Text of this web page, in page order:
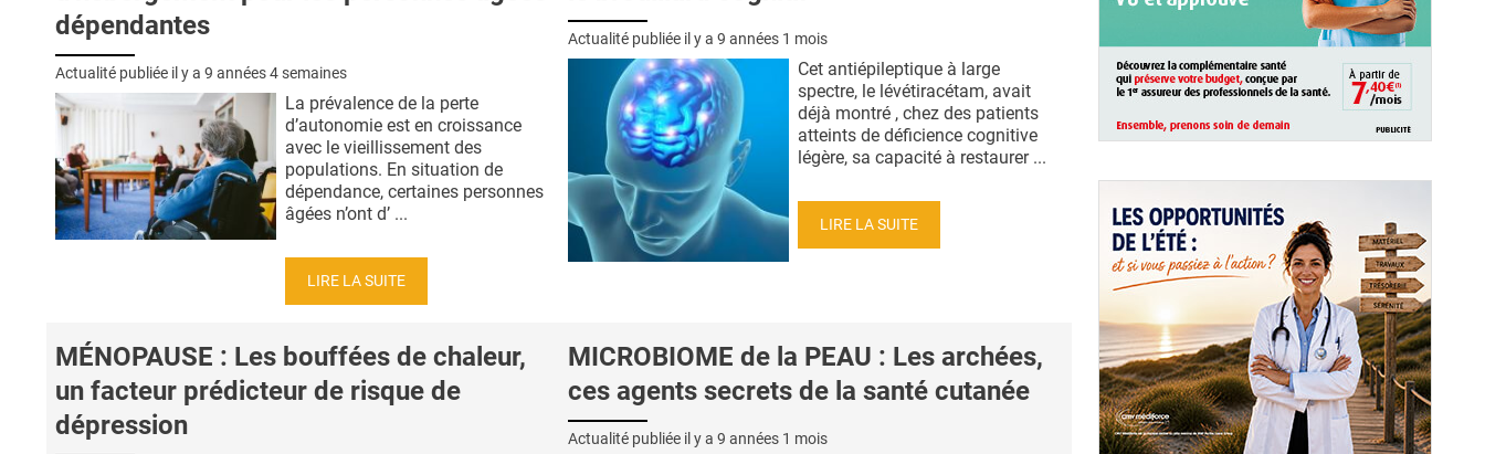
dépendantes
Actualité publiée il y a 9 années 4 semaines
La prévalence de la perte
d’autonomie est en croissance
avec le vieillissement des
populations. En situation de
dépendance, certaines personnes
âgées n’ont d’ ...
LIRE LA SUITE
Actualité publiée il y a 9 années 1 mois
Cet antiépileptique à large
spectre, le lévétiracétam, avait
déjà montré , chez des patients
atteints de déficience cognitive
légère, sa capacité à restaurer ...
LIRE LA SUITE
MÉNOPAUSE : Les bouffées de chaleur,
un facteur prédicteur de risque de
dépression
MICROBIOME de la PEAU : Les archées,
ces agents secrets de la santé cutanée
Actualité publiée il y a 9 années 1 mois